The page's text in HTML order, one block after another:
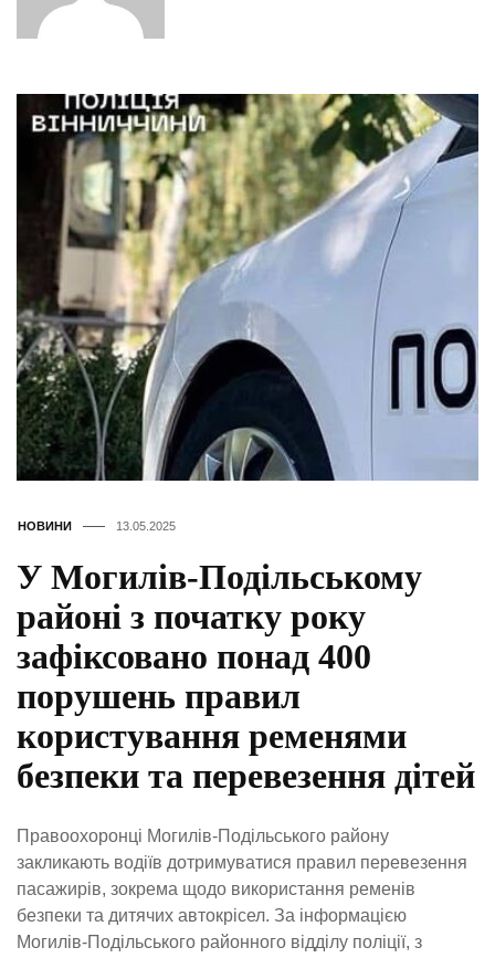
НОВИНИ 13.05.2025
У Могилів-Подільському
районі з початку року
зафіксовано понад 400
порушень правил
користування ременями
безпеки та перевезення дітей
Правоохоронці Могилів-Подільського району
закликають водіїв дотримуватися правил перевезення
пасажирів, зокрема щодо використання ременів
безпеки та дитячих автокрісел. За інформацією
Могилів-Подільського районного відділу поліції, з